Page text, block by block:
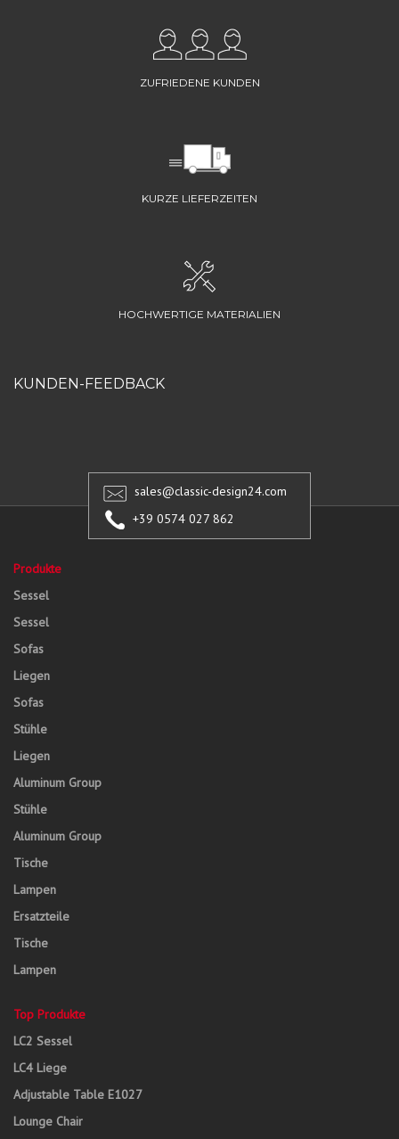
ZUFRIEDENE KUNDEN
KURZE LIEFERZEITEN
HOCHWERTIGE MATERIALIEN
KUNDEN-FEEDBACK
sales@classic-design24.com
+39 0574 027 862
Produkte
Sessel
Sessel
Sofas
Liegen
Sofas
Stühle
Liegen
Aluminum Group
Stühle
Aluminum Group
Tische
Lampen
Ersatzteile
Tische
Lampen
Top Produkte
LC2 Sessel
LC4 Liege
Adjustable Table E1027
Lounge Chair